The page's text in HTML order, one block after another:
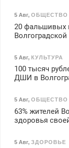
5 Авг, ОБЩЕСТВО
20 фальшивых
5 Авг, КУЛЬТУРА
100 тысяч
ДШИ в
5 Авг, ОБЩЕСТВО
63% жителей
здоровья
5 Авг, ЗДОРОВЬЕ